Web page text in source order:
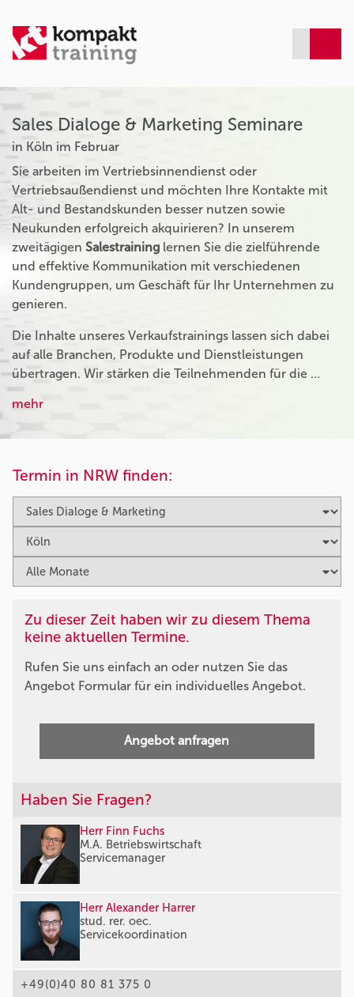
Sales Dialoge & Marketing Seminare
in Köln im Februar
Sie arbeiten im Vertriebsinnendienst oder
Vertriebsaußendienst und möchten Ihre Kontakte mit
Alt- und Bestandskunden besser nutzen sowie
Neukunden erfolgreich akquirieren? In unserem
zweitägigen Salestraining lernen Sie die zielführende
und effektive Kommunikation mit verschiedenen
Kundengruppen, um Geschäft für Ihr Unternehmen zu
genieren.
Die Inhalte unseres Verkaufstrainings lassen sich dabei
auf alle Branchen, Produkte und Dienstleistungen
übertragen. Wir stärken die Teilnehmenden für die …
mehr
Termin in NRW finden:
Zu dieser Zeit haben wir zu diesem Thema
keine aktuellen Termine.
Rufen Sie uns einfach an oder nutzen Sie das
Angebot Formular für ein individuelles Angebot.
Angebot anfragen
Haben Sie Fragen?
Herr Finn Fuchs
M.A. Betriebswirtschaft
Servicemanager
Herr Alexander Harrer
stud. rer. oec.
Servicekoordination
+49(0)40 80 81 375 0